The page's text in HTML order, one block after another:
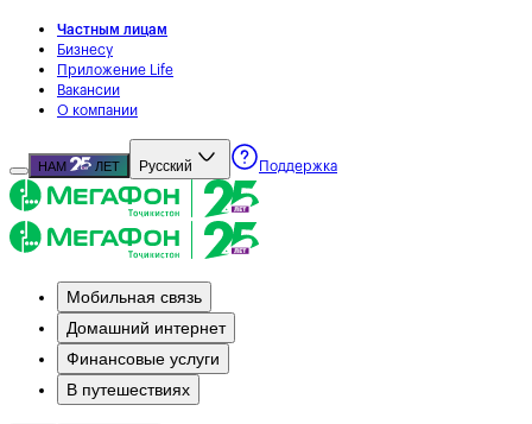
Частным лицам
Бизнесу
Приложение Life
Вакансии
О компании
НАМ ЛЕТ Русский Поддержка
Мобильная связь
Домашний интернет
Финансовые услуги
В путешествиях